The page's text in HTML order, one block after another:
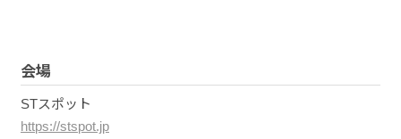
会場
STスポット
https://stspot.jp